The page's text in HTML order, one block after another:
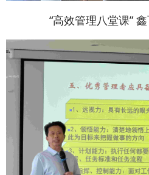
“高效管理八堂课”